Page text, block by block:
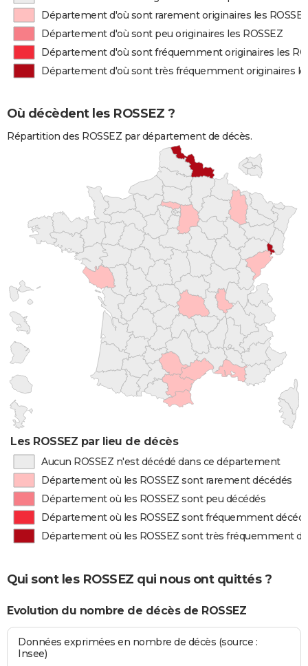
Département d'où sont rarement originaires les
Département d'où sont peu originaires les ROSSEZ
Département d'où sont fréquemment originaires les
Département d'où sont très fréquemment originaires
Où décèdent les ROSSEZ ?
Répartition des ROSSEZ par département de décès.
Les ROSSEZ par lieu de décès
Aucun ROSSEZ n'est décédé dans ce département
Département où les ROSSEZ sont rarement décédés
Département où les ROSSEZ sont peu décédés
Département où les ROSSEZ sont fréquemment
Département où les ROSSEZ sont très fréquemment
Qui sont les ROSSEZ qui nous ont quittés ?
Evolution du nombre de décès de ROSSEZ
Données exprimées en nombre de décès (source :
Insee)